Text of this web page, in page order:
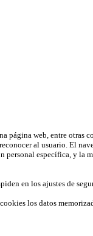
web, entre
al usuario. El
específica, y la
en los ajustes de
los datos